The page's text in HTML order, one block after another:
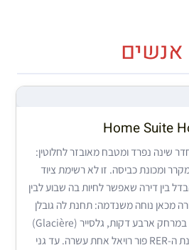
Home Suite
שינה נפרד ומטבח מאובזר לחלוטין:
ומכונת כביסה. זו לא רשימת ציוד
בין דירה שאפשר לחיות בה שבוע לבין
מכאן נוחה משנדמה: תחנת לה גובלן
(Les Gobelins) על קו 7 במרחק ארבע דקות, גלסייר (Glacière)
על קו 6 שבע דקות, ותחנת ה-RER פור רויאל אחת עשרה. עד גני